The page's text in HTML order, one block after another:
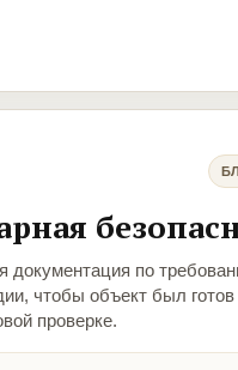
документация по
чтобы объект был
проверке.